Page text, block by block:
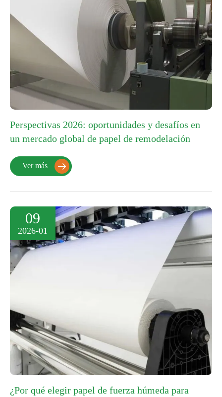
Perspectivas 2026: oportunidades y desafíos en
un mercado global de papel de remodelación
Ver más 
09
2026-01
¿Por qué elegir papel de fuerza húmeda para